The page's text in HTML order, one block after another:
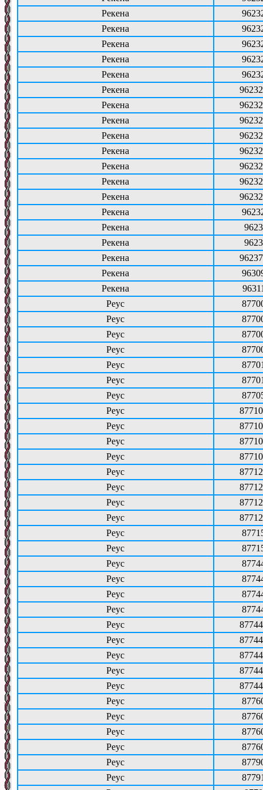
Рекена
Рекена
Рекена
Рекена
Рекена
Рекена
Рекена
Рекена
Рекена
Рекена
Рекена
Рекена
Рекена
Рекена
Рекена
Рекена
Рекена
Рекена
Рекена
Реус
Реус
Реус
Реус
Реус
Реус
Реус
Реус
Реус
Реус
Реус
Реус
Реус
Реус
Реус
Реус
Реус
Реус
Реус
Реус
Реус
Реус
Реус
Реус
Реус
Реус
Реус
Реус
Реус
Реус
Реус
Реус